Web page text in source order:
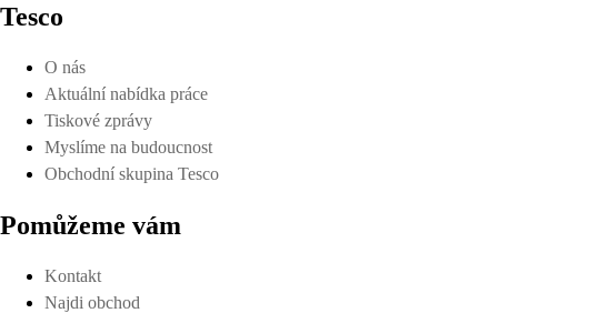
Tesco
O nás
Aktuální nabídka práce
Tiskové zprávy
Myslíme na budoucnost
Obchodní skupina Tesco
Pomůžeme vám
Kontakt
Najdi obchod